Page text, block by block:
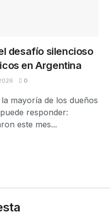
desafío silencioso
en Argentina
0
mayoría de los dueños
responder:
este mes...